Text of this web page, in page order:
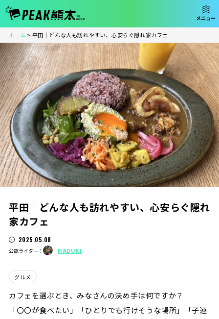
ホーム > 平田｜どんな人も訪れやすい、心安らぐ隠れ家カフェ
平田｜どんな人も訪れやすい、心安らぐ隠れ
家カフェ
2025.05.08
公認ライター： HADUKI
グルメ
カフェを選ぶとき、みなさんの決め手は何ですか？
「〇〇が食べたい」「ひとりでも行けそうな場所」「子連